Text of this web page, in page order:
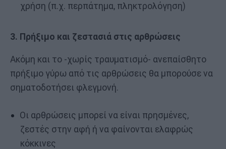
χρήση (π.χ. περπάτημα, πληκτρολόγηση)
3. Πρήξιμο και ζεστασιά στις αρθρώσεις
Ακόμη και το -χωρίς τραυματισμό- ανεπαίσθητο
πρήξιμο γύρω από τις αρθρώσεις θα μπορούσε να
σηματοδοτήσει φλεγμονή.
Οι αρθρώσεις μπορεί να είναι πρησμένες,
ζεστές στην αφή ή να φαίνονται ελαφρώς
κόκκινες